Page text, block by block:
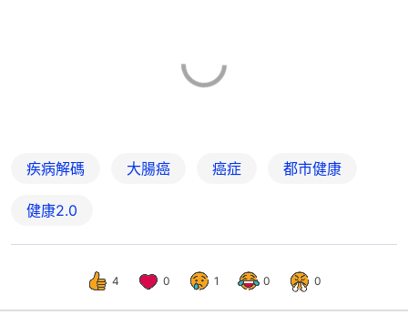
疾病解碼 大腸癌 癌症 都市健康
健康2.0
4 0 1 0 0